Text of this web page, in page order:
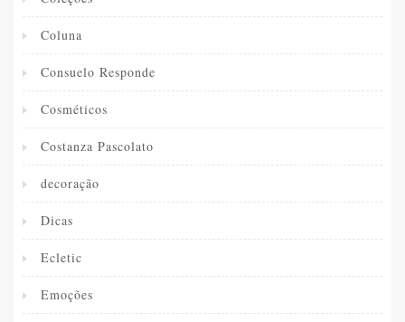
Coluna
Consuelo Responde
Cosméticos
Costanza Pascolato
decoração
Dicas
Ecletic
Emoções